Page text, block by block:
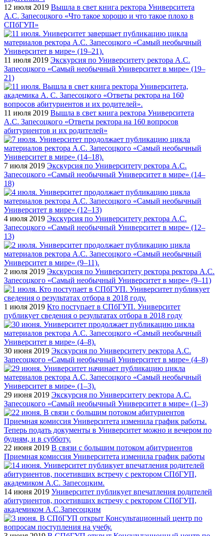
12 июля 2019 Вышла в свет книга ректора Университета
А.С. Запесоцкого «Что такое хорошо и что такое плохо в
СПбГУП»
11 июля 2019 Экскурсия по Университету ректора А.С.
Запесоцкого «Самый необычный Университет в мире» (19–
21)
11 июля 2019 Вышла в свет книга ректора Университета
А.С. Запесоцкого «Ответы ректора на 160 вопросов
абитуриентов и их родителей»
7 июля 2019 Экскурсия по Университету ректора А.С.
Запесоцкого «Самый необычный Университет в мире» (14–
18)
4 июля 2019 Экскурсия по Университету ректора А.С.
Запесоцкого «Самый необычный Университет в мире» (12–
13)
2 июля 2019 Экскурсия по Университету ректора ректора А.С.
Запесоцкого «Самый необычный Университет в мире» (9–11)
1 июля 2019 Кто поступает в СПбГУП. Университет
публикует сведения о результатах отбора в 2018 году
30 июня 2019 Экскурсия по Университету ректора А.С.
Запесоцкого «Самый необычный Университет в мире» (4–8)
29 июня 2019 Экскурсия по Университету ректора А.С.
Запесоцкого «Самый необычный Университет в мире» (1–3)
22 июня 2019 В связи с большим потоком абитуриентов
Приемная комиссия Университета изменила график работы
14 июня 2019 Университет публикует впечатления родителей
абитуриентов, посетивших встречу с ректором СПбГУП,
академиком А.С.Запесоцким